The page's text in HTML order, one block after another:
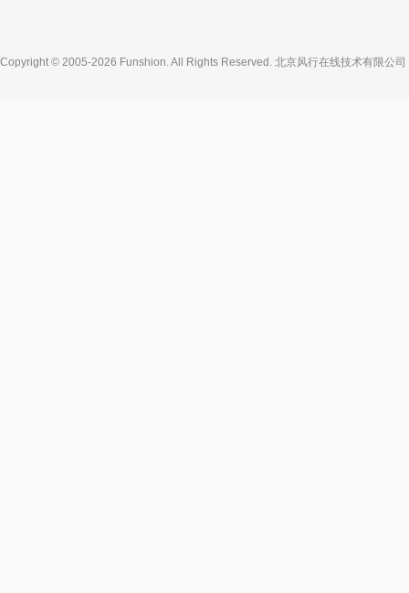
Copyright © 2005-2026 Funshion. All Rights Reserved. 北京风行在线技术有限公司